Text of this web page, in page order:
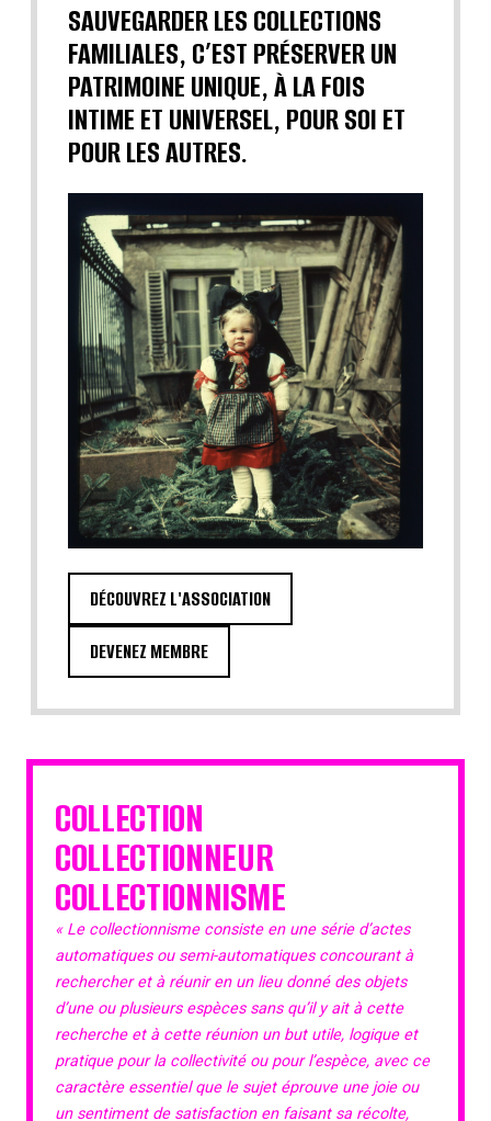
SAUVEGARDER LES COLLECTIONS
FAMILIALES, C’EST PRÉSERVER UN
PATRIMOINE UNIQUE, À LA FOIS
INTIME ET UNIVERSEL, POUR SOI ET
POUR LES AUTRES.
DÉCOUVREZ L'ASSOCIATION
DEVENEZ MEMBRE
COLLECTION
COLLECTIONNEUR
COLLECTIONNISME
« Le collectionnisme consiste en une série d’actes
automatiques ou semi-automatiques concourant à
rechercher et à réunir en un lieu donné des objets
d’une ou plusieurs espèces sans qu’il y ait à cette
recherche et à cette réunion un but utile, logique et
pratique pour la collectivité ou pour l’espèce, avec ce
caractère essentiel que le sujet éprouve une joie ou
un sentiment de satisfaction en faisant sa récolte,